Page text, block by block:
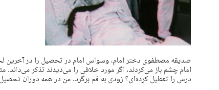
صدیقه مصطفوی دختر امام، وسواس امام در تحصیل را در آخرین
امام چشم باز می‌کردند، اگر مورد خلافی را می‌دیدند تذکر می‌داند.
درس را تعطیل کرده‌ای؟ زودی به قم برگرد. من در همه دوران